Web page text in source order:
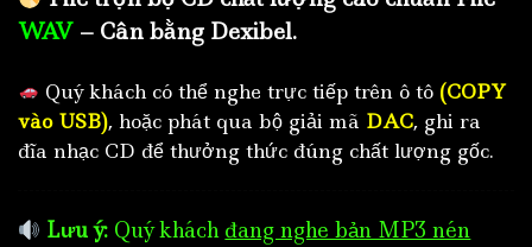
WAV – Cân bằng Dexibel.
Quý khách có thể nghe trực tiếp trên ô tô (COPY
vào USB), hoặc phát qua bộ giải mã DAC, ghi ra
đĩa nhạc CD để thưởng thức đúng chất lượng gốc.
Lưu ý: Quý khách đang nghe bản MP3 nén